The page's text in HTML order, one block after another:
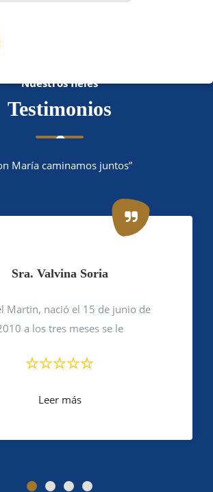
Nuestros fieles
Testimonios
María caminamos juntos”
Sra. Valvina Soria
Martin, nació el 15 de junio de
a los tres meses se le
Leer más